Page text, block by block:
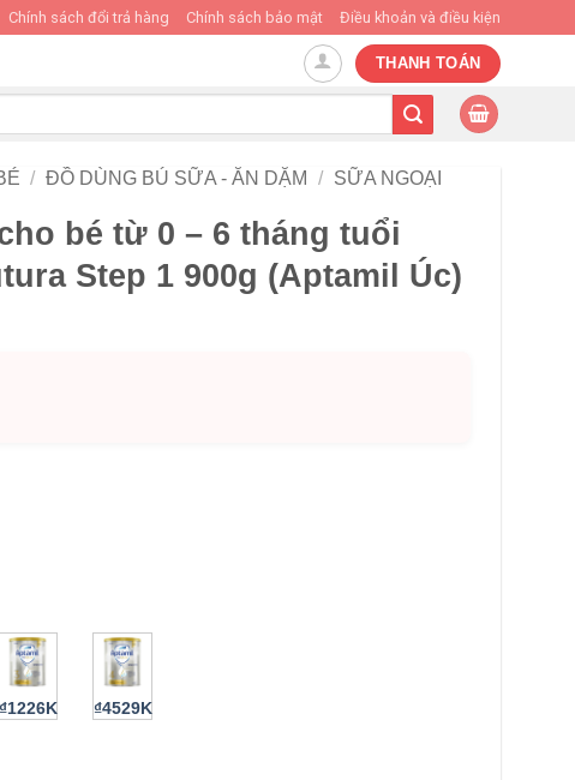
Chính sách đổi trả hàng Chính sách bảo mật Điều khoản và điều kiện
THANH TOÁN
/ ĐỒ DÙNG BÚ SỮA - ĂN DẶM / SỮA NGOẠI
bé từ 0 – 6 tháng tuổi
Step 1 900g (Aptamil Úc)
₫1226K ₫4529K